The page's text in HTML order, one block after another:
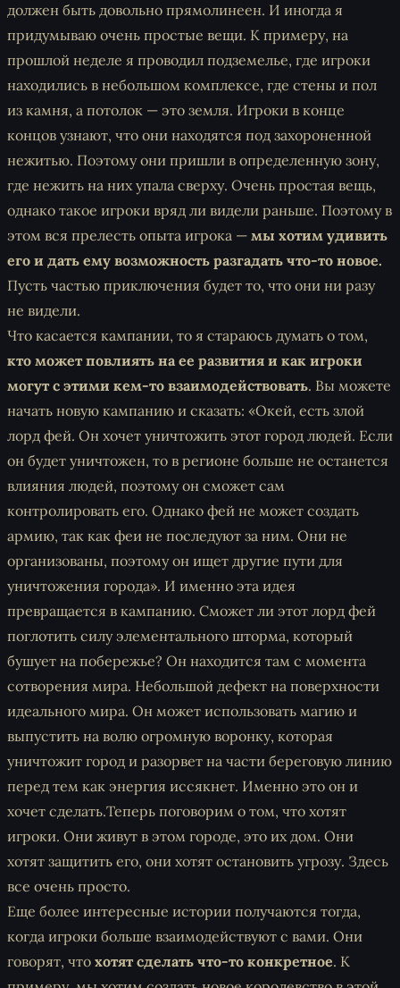
должен быть довольно прямолинеен. И иногда я
придумываю очень простые вещи. К примеру, на
прошлой неделе я проводил подземелье, где игроки
находились в небольшом комплексе, где стены и пол
из камня, а потолок — это земля. Игроки в конце
концов узнают, что они находятся под захороненной
нежитью. Поэтому они пришли в определенную зону,
где нежить на них упала сверху. Очень простая вещь,
однако такое игроки вряд ли видели раньше. Поэтому в
этом вся прелесть опыта игрока — мы хотим удивить
его и дать ему возможность разгадать что-то новое.
Пусть частью приключения будет то, что они ни разу
не видели.
Что касается кампании, то я стараюсь думать о том,
кто может повлиять на ее развития и как игроки
могут с этими кем-то взаимодействовать. Вы можете
начать новую кампанию и сказать: «Окей, есть злой
лорд фей. Он хочет уничтожить этот город людей. Если
он будет уничтожен, то в регионе больше не останется
влияния людей, поэтому он сможет сам
контролировать его. Однако фей не может создать
армию, так как феи не последуют за ним. Они не
организованы, поэтому он ищет другие пути для
уничтожения города». И именно эта идея
превращается в кампанию. Сможет ли этот лорд фей
поглотить силу элементального шторма, который
бушует на побережье? Он находится там с момента
сотворения мира. Небольшой дефект на поверхности
идеального мира. Он может использовать магию и
выпустить на волю огромную воронку, которая
уничтожит город и разорвет на части береговую линию
перед тем как энергия иссякнет. Именно это он и
хочет сделать.Теперь поговорим о том, что хотят
игроки. Они живут в этом городе, это их дом. Они
хотят защитить его, они хотят остановить угрозу. Здесь
все очень просто.
Еще более интересные истории получаются тогда,
когда игроки больше взаимодействуют с вами. Они
говорят, что хотят сделать что-то конкретное. К